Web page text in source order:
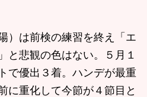
）は前検の練習を終え「エ
と悲観の色はない。５月１
で優出３着。ハンデが最重
に重化して今節が４節目と